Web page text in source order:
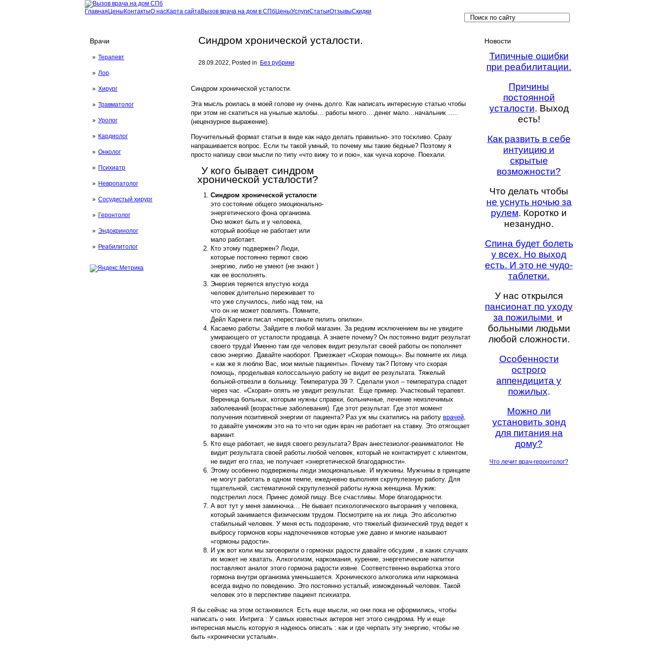
Главная Цены КонтактыО насКарта сайтаВызов врача на дом в СПбЦеныУслугиСтатьиОтзывыСкидки
Новости
Типичные ошибки
при реабилитации.
Причины
постоянной
усталости. Выход
есть!
Как развить в себе
интуицию и
скрытые
возможности?
Что делать чтобы
не уснуть ночью за
рулем. Коротко и
незанудно.
Спина будет болеть
у всех. Но выход
есть. И это не чудо-
таблетки.
У нас открылся
пансионат по уходу
за пожилыми и
больными людьми
любой сложности.
Особенности
острого
аппендицита у
пожилых.
Можно ли
установить зонд
для питания на
дому?
Что лечит врач-геронтолог?
Врачи
Терапевт
Лор
Хирург
Травматолог
Уролог
Кардиолог
Онколог
Психиатр
Невропатолог
Сосудистый хирург
Геронтолог
Эндокринолог
Реабилитолог
Синдром хронической усталости.
28.09.2022, Posted in Без рубрики
Синдром хронической усталости.
Эта мысль роилась в моей голове ну очень долго. Как написать интересную статью чтобы
при этом не скатиться на унылые жалобы… работы много….денег мало…начальник …..
(нецензурное выражение).
Поучительный формат статьи в виде как надо делать правильно- это тоскливо. Сразу
напрашивается вопрос. Если ты такой умный, то почему мы такие бедные? Поэтому я
просто напишу свои мысли по типу «что вижу то и пою», как чукча короче. Поехали.
У кого бывает синдром
хронической усталости?
Синдром хронической усталости
это состояние общего эмоционально-
энергетического фона организма.
Оно может быть и у человека,
который вообще не работает или
мало работает.
Кто этому подвержен? Люди,
которые постоянно теряют свою
энергию, либо не умеют (не знают )
как ее восполнять.
Энергия теряется впустую когда
человек длительно переживает то
что уже случилось, либо над тем, на
что он не может повлиять. Помните,
Дейл Карнеги писал «перестаньте пилить опилки».
Касаемо работы. Зайдите в любой магазин. За редким исключением вы не увидите
умирающего от усталости продавца. А знаете почему? Он постоянно видит результат
своего труда! Именно там где человек видит результат своей работы он пополняет
свою энергию. Давайте наоборот. Приезжает «Скорая помощь». Вы помните их лица.
« как же я люблю Вас, мои милые пациенты». Почему так? Потому что скорая
помощь, проделывая колоссальную работу не видит ее результата. Тяжелый
больной-отвезли в больницу. Температура 39 ?. Сделали укол – температура спадет
через час. «Скорая» опять не увидит результат. Еще пример. Участковый терапевт.
Вереница больных, которым нужны справки, больничные, лечение неизлечимых
заболеваний (возрастные заболевания). Где этот результат. Где этот момент
получения позитивной энергии от пациента? Раз уж мы скатились на работу врачей,
то давайте умножим это на то что ни один врач не работает на ставку. Это отягощает
вариант.
Кто еще работает, не видя своего результата? Врач анестезиолог-реаниматолог. Не
видит результата своей работы любой человек, который не контактирует с клиентом,
не видит его глаз, не получает «энергетической благодарности».
Этому особенно подвержены люди эмоциональные. И мужчины. Мужчины в принципе
не могут работать в одном темпе, ежедневно выполняя скрупулезную работу. Для
тщательной, систематичной скрупулезной работы нужна женщина. Мужик:
подстрелил лося. Принес домой пищу. Все счастливы. Море благодарности.
А вот тут у меня заминочка… Не бывает психологического выгорания у человека,
который занимается физическим трудом. Посмотрите на их лица. Это абсолютно
стабильный человек. У меня есть подозрение, что тяжелый физический труд ведет к
выбросу гормонов коры надпочечников которые уже давно и многие называют
«гормоны радости».
И уж вот коли мы заговорили о гормонах радости давайте обсудим , в каких случаях
их может не хватать. Алкоголизм, наркомания, курение, энергетические напитки
поставляют аналог этого гормона радости извне. Соответственно выработка этого
гормона внутри организма уменьшается. Хронического алкоголика или наркомана
всегда видно по поведению. Это постоянно усталый, изможденный человек. Такой
человек это в перспективе пациент психиатра.
Я бы сейчас на этом остановился. Есть еще мысли, но они пока не оформились, чтобы
написать о них. Интрига : У самых известных актеров нет этого синдрома. Ну и еще
интересная мысль которую я надеюсь описать : как и где черпать эту энергию, чтобы не
быть «хронически усталым».